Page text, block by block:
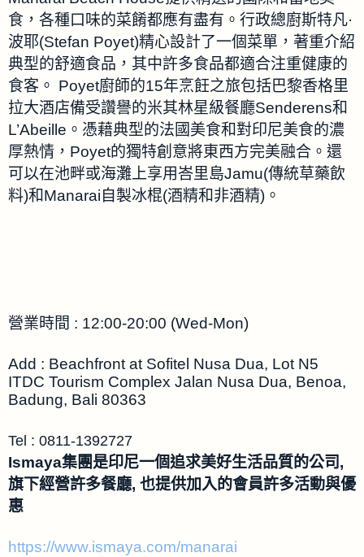
食，各種口味的菜餚都應有盡有。行政總廚斯特凡·
波耶(Stefan Poyet)精心設計了一個菜單，著重介紹
典型的舒適食品，其中許多食品都適合注重健康的
食客。 Poyet廚師的15年烹飪之旅包括巴黎香格里
拉大酒店備受讚譽的米其林星級餐廳Senderens和
L’Abeille。憑藉典型的法國美食和對印尼美食的濃
厚熱情，Poyet的獨特創意將東西方完美融合。還
可以在池畔或海灘上享用峇里島Jamu(傳統草藥飲
料)和Manarai自製冰棍(酒精和非酒精)。
營業時間 : 12:00-20:00 (Wed-Mon)
Add : Beachfront at Sofitel Nusa Dua, Lot N5
ITDC Tourism Complex Jalan Nusa Dua, Benoa,
Badung, Bali 80363
Tel : 0811-1392727
Ismaya集團是印尼一個追求美好生活品質的公司,
旗下經營許多餐廳, 也提供加入的會員許多活動與優
惠
https://www.ismaya.com/manarai